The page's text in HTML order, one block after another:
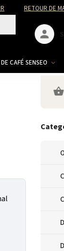
RETOUR DE
CAFÉ SENSEO